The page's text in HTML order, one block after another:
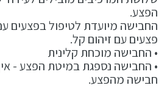
הפצע.
החבישה מיועדת לטיפול בפצעים
פצעים עם זיהום קל.
• החבישה מוכחת קלינית
• החבישה נספגת במיטת הפצע -
חבישה מהפצע.